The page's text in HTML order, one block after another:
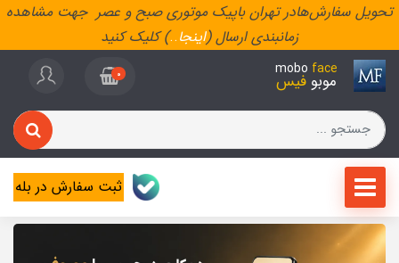
تحویل سفارش‌هادر تهران باپیک موتوری صبح و عصر جهت مشاهده
زمانبندی ارسال (اینجا..) کلیک کنید
mobo face
موبو فیس 0
ثبت سفارش در بله